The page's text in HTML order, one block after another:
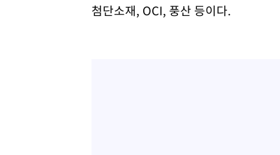
첨단소재, OCI, 풍산 등이다.